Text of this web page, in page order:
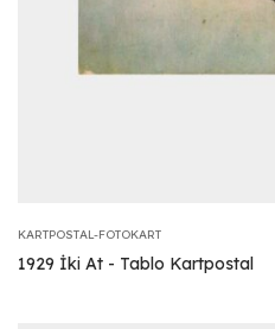
KARTPOSTAL-FOTOKART
1929 İki At - Tablo Kartpostal